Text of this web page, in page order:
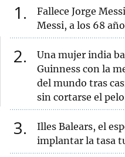
1
Fallece Jorge
Messi, a los 68
2
Una mujer india
Guinness con la
del mundo tras
sin cortarse el pelo
3
Illes Balears, el
implantar la tasa